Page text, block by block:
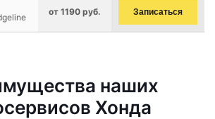
от 1190 руб. Записаться
наших
Хонда